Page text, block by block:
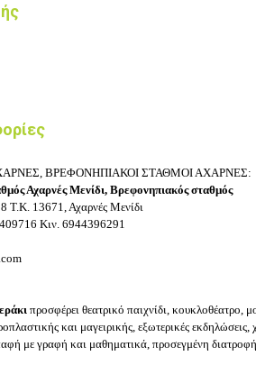
ΒΡΕΦΟΝΗΠΙΑΚΟΙ ΣΤΑΘΜΟΙ ΑΧΑΡΝΕΣ:
Αχαρνές Μενίδι, Βρεφονηπιακός σταθμός
Τ.Κ. 13671, Αχαρνές Μενίδι
Κιν. 6944396291
προσφέρει θεατρικό παιχνίδι, κουκλοθέατρο,
και μαγειρικής, εξωτερικές
με γραφή και μαθηματικά, προσεγμένη